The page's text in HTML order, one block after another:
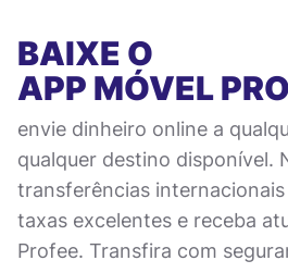
BAIXE O
APP MÓVEL
envie dinheiro online a
qualquer destino disponível.
transferências
taxas excelentes e receba
Profee. Transfira com